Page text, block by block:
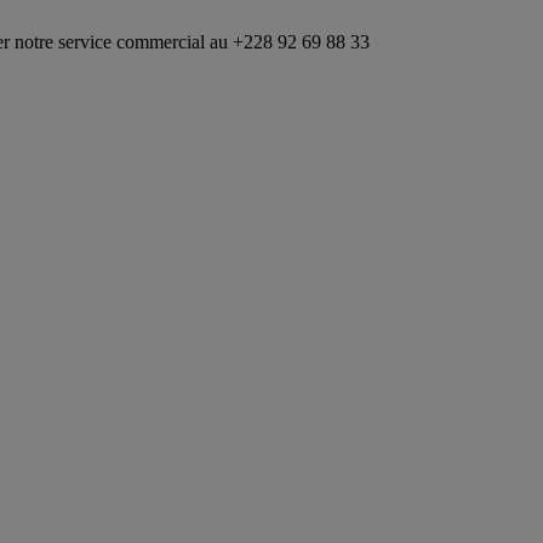
commercial au +228 92 69 88 33